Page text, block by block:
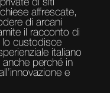
di siti
affrescate,
di arcani
il racconto di
lo custodisce
italiano
perché in
e